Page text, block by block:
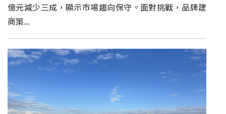
億元減少三成，顯示市場趨向保守。面對挑戰，品牌建
商策...